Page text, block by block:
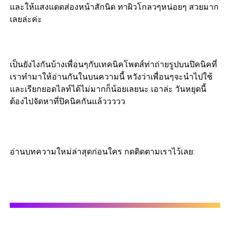
และให้แสงแดดส่องหน้าสักนิด ทาผิวโกลวๆหน่อยๆ สวยมาก
เลยล่ะค่ะ
เป็นยังไงกันบ้างเพื่อนๆกับเทคนิคโพตส์ท่าถ่ายรูปบนปิคนิคที่
เราทำมาให้อ่านกันในบนความนี้ หวังว่าเพื่อนๆจะนำไปใช้
และเรียกยอดไลท์ได้ไม่มากก็น้อยเลยนะ เอาล่ะ วันหยุดนี้
ต้องไปจัดหาที่ปิคนิคกันแล้ววววว
อ่านบทความใหม่ล่าสุดก่อนใคร กดติดตามเราไว้เลย: